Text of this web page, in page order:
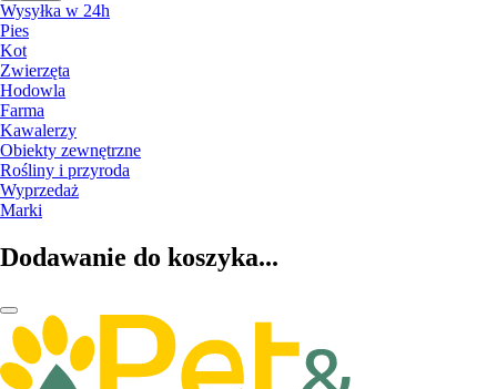
Wysyłka w 24h
Pies
Kot
Zwierzęta
Hodowla
Farma
Kawalerzy
Obiekty zewnętrzne
Rośliny i przyroda
Wyprzedaż
Marki
Dodawanie do koszyka...